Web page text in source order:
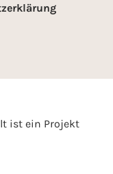
ist ein Projekt